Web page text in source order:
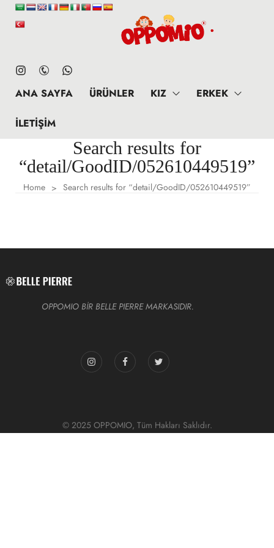
ANA SAYFA ÜRÜNLER KIZ ERKEK
İLETIŞIM
Search results for
“detail/GoodID/052610449519”
Home > Search results for “detail/GoodID/052610449519”
OPPOMIO BİR BELLE PIERRE MARKASIDIR.
© 2025 OPPOMIO, Tüm Hakları Saklıdır.